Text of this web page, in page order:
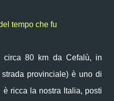
tempo che fu
circa 80 km da Cefalù, in
provinciale) è uno di
ricca la nostra Italia, posti